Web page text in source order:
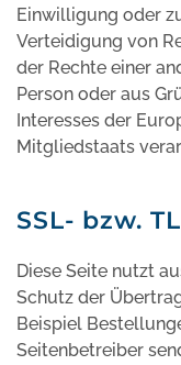
Einwilligung oder
Verteidigung von
der Rechte einer
Person oder aus
Interesses der
Mitgliedstaats
SSL- bzw.
Diese Seite nutzt
Schutz der
Beispiel
Seitenbetreiber